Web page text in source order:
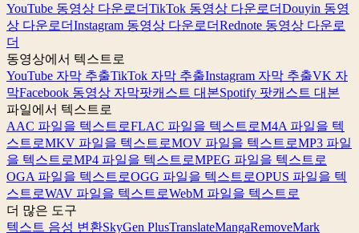
YouTube 동영상 다운로더TikTok 동영상 다운로더Douyin 동영
상 다운로더Instagram 동영상 다운로더Rednote 동영상 다운로
더
동영상에서 텍스트로
YouTube 자막 추출TikTok 자막 추출Instagram 자막 추출VK 자
막Facebook 동영상 자막팟캐스트 대본Spotify 팟캐스트 대본
파일에서 텍스트로
AAC 파일을 텍스트로FLAC 파일을 텍스트로M4A 파일을 텍
스트로MKV 파일을 텍스트로MOV 파일을 텍스트로MP3 파일
을 텍스트로MP4 파일을 텍스트로MPEG 파일을 텍스트로
OGA 파일을 텍스트로OGG 파일을 텍스트로OPUS 파일을 텍
스트로WAV 파일을 텍스트로WebM 파일을 텍스트로
더 많은 도구
텍스트 음성 변환SkyGen PlusTranslateMangaRemoveMark